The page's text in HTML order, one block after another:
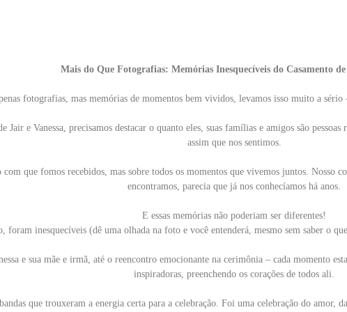
Mais do Que Fotografias: Memórias Inesquecíveis do Casamento de
fotografias, mas memórias de momentos bem vividos, levamos isso muito a
Jair e Vanessa, precisamos destacar o quanto eles, suas famílias e amigos são pessoas
assim que nos sentimos.
com que fomos recebidos, mas sobre todos os momentos que vivemos juntos. Nosso
encontramos, parecia que já nos conhecíamos há anos.
E essas memórias não poderiam ser diferentes!
foram inesquecíveis (dê uma olhada na foto e você entenderá, mesmo sem saber o
e sua mãe e irmã, até o reencontro emocionante na cerimônia – cada momento
inspiradoras, preenchendo os corações de todos ali.
que trouxeram a energia certa para a celebração. Foi uma celebração do amor,